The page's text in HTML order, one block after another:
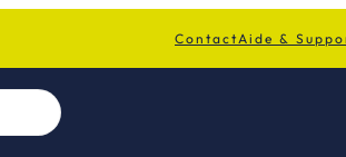
ContactAide &